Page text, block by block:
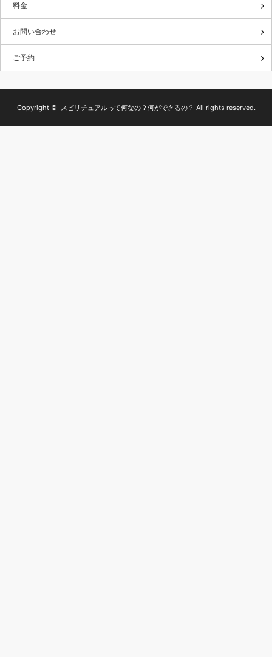
料金
お問い合わせ
ご予約
Copyright © スピリチュアルって何なの？何ができるの？ All rights reserved.